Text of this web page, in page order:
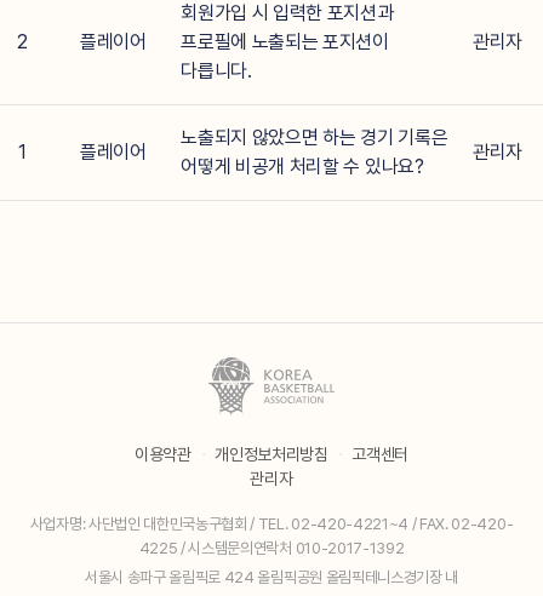
2 플레이어
회원가입 시 입력한 포지션과
프로필에 노출되는 포지션이
다릅니다.
관리자
1 플레이어
노출되지 않았으면 하는 경기 기록은
어떻게 비공개 처리할 수 있나요?
관리자
이용약관 · 개인정보처리방침 · 고객센터
관리자
사업자명: 사단법인 대한민국농구협회 / TEL. 02-420-4221~4 / FAX. 02-420-
4225 / 시스템문의연락처 010-2017-1392
서울시 송파구 올림픽로 424 올림픽공원 올림픽테니스경기장 내